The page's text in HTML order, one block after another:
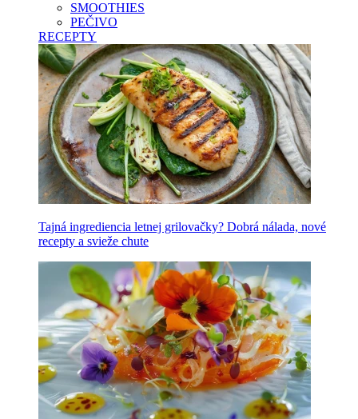
SMOOTHIES
PEČIVO
RECEPTY
Tajná ingrediencia letnej grilovačky? Dobrá nálada, nové
recepty a svieže chute